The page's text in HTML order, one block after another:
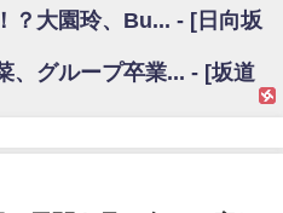
・日向坂46のニュース・情報・話題
坂46守屋麗奈×遠藤理子、8/6「ラヴィ
46】富田鈴花、次の事務所が決まって
46】富田鈴花、次の事務所が決まって
46・日向坂46のニュース・情報・話題
？大園玲、Bu... - [日向坂
、グループ卒業... - [坂道